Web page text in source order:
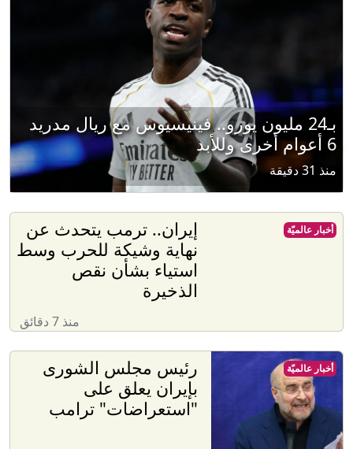
بـ24 مليون يورو.. فينيسيوس مع ريال مدريد
6 أعوام أخرى وللأبد
منذ 31 دقيقة
إيران.. ترمب يتحدث عن
نهاية وشيكة للحرب وسط
استياء بشأن نقص
الذخيرة
منذ 7 دقائق
أخبار عالميّة
رئيس مجلس الشورى
بإيران يعلق على
"استعراضات" ترامب
أخبار عالميّة